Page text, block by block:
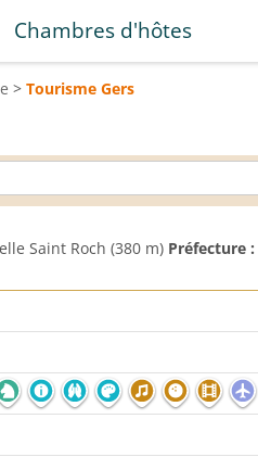
Chambres d'hôtes
> Tourisme Gers
Saint Roch (380 m) Préfecture :